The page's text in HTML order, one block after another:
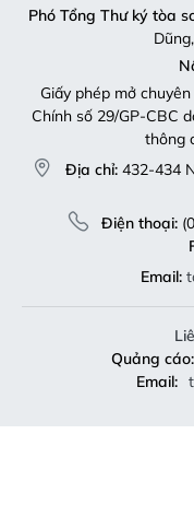
Phó Tổng Thư ký tòa
Giấy phép mở
Chính số 29/GP-CBC
thông
Địa chỉ: 432-434
Điện thoại:
Email:
Quảng cáo:
Email: